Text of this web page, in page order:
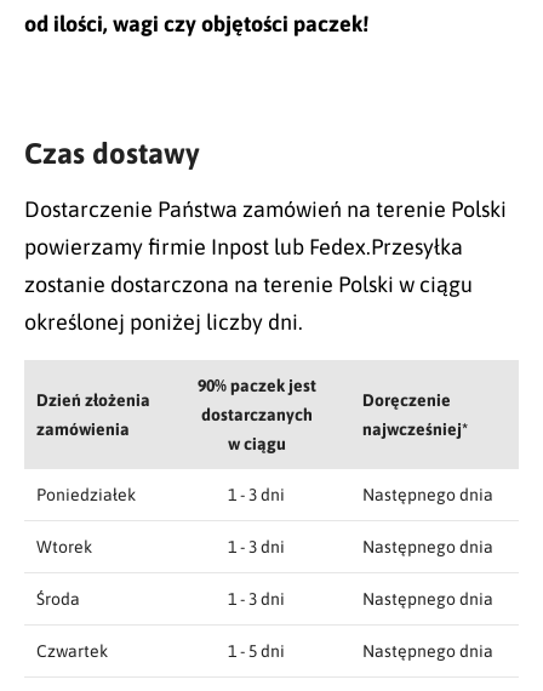
od ilości, wagi czy objętości paczek!
Czas dostawy
Dostarczenie Państwa zamówień na terenie Polski
powierzamy firmie Inpost lub Fedex.Przesyłka
zostanie dostarczona na terenie Polski w ciągu
określonej poniżej liczby dni.
Dzień złożenia
zamówienia
90% paczek jest
dostarczanych
w ciągu
Doręczenie
najwcześniej*
Poniedziałek 1 - 3 dni Następnego dnia
Wtorek 1 - 3 dni Następnego dnia
Środa 1 - 3 dni Następnego dnia
Czwartek 1 - 5 dni Następnego dnia